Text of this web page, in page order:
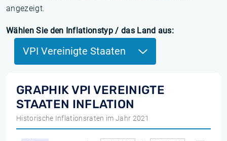
angezeigt.
Wählen Sie den Inflationstyp / das Land aus:
VPI Vereinigte Staaten
GRAPHIK VPI VEREINIGTE
STAATEN INFLATION
Historische Inflationsraten im Jahr 2021